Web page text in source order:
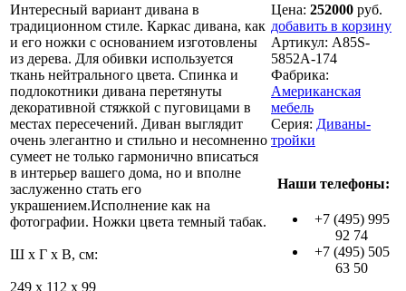
Интересный вариант дивана в
традиционном стиле. Каркас дивана, как
и его ножки с основанием изготовлены
из дерева. Для обивки используется
ткань нейтрального цвета. Спинка и
подлокотники дивана перетянуты
декоративной стяжкой с пуговицами в
местах пересечений. Диван выглядит
очень элегантно и стильно и несомненно
сумеет не только гармонично вписаться
в интерьер вашего дома, но и вполне
заслуженно стать его
украшением.Исполнение как на
фотографии. Ножки цвета темный табак.
Ш x Г x В, см:
249 x 112 x 99
Цена: 252000 руб.
добавить в корзину
Артикул: A85S-
5852A-174
Фабрика:
Американская
мебель
Серия: Диваны-
тройки
Наши телефоны:
+7 (495) 995
92 74
+7 (495) 505
63 50